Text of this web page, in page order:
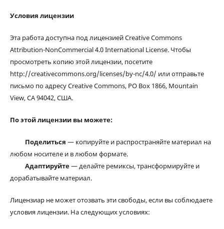
Условия лицензии
Эта работа доступна под лицензией Creative Commons
Attribution-NonCommercial 4.0 International License. Чтобы
просмотреть копию этой лицензии, посетите
http://creativecommons.org/licenses/by-nc/4.0/ или отправьте
письмо по адресу Creative Commons, PO Box 1866, Mountain
View, CA 94042, США.
По этой лицензии вы можете:
Поделиться — копируйте и распространяйте материал на
любом носителе и в любом формате.
Адаптируйте— делайте ремиксы, трансформируйте и
дорабатывайте материал.
Лицензиар не может отозвать эти свободы, если вы соблюдаете
условия лицензии. На следующих условиях: